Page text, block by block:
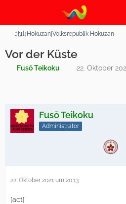
北山Hokuzan|Volksrepublik Hokuzan
Vor der Küste
Fusō Teikoku 22. Oktober
Fusō Teikoku
Administrator
22. Oktober 2021 um 20:13
[act]